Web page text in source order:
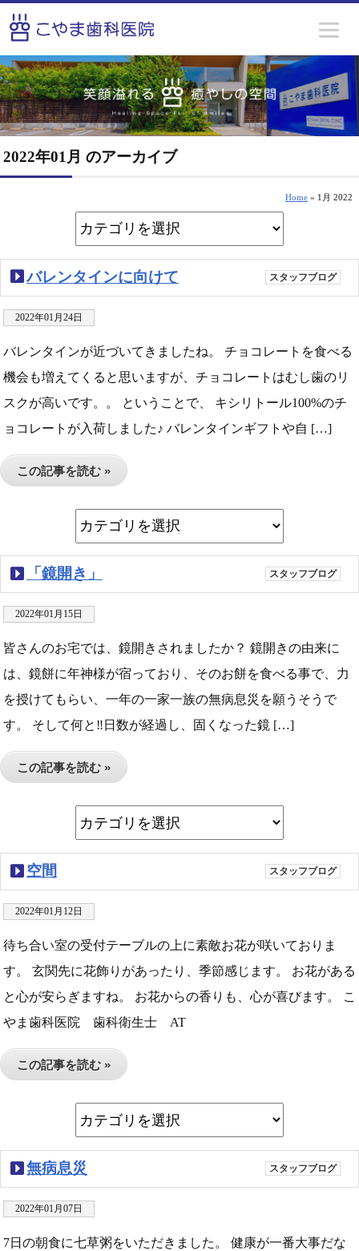
2022年01月 のアーカイブ
Home » 1月 2022
バレンタインに向けて スタッフブログ
2022年01月24日
バレンタインが近づいてきましたね。 チョコレートを食べる
機会も増えてくると思いますが、チョコレートはむし歯のリ
スクが高いです。。 ということで、 キシリトール100%のチ
ョコレートが入荷しました♪ バレンタインギフトや自 […]
この記事を読む »
「鏡開き」 スタッフブログ
2022年01月15日
皆さんのお宅では、鏡開きされましたか？ 鏡開きの由来に
は、鏡餅に年神様が宿っており、そのお餅を食べる事で、力
を授けてもらい、一年の一家一族の無病息災を願うそうで
す。 そして何と‼︎日数が経過し、固くなった鏡 […]
この記事を読む »
空間 スタッフブログ
2022年01月12日
待ち合い室の受付テーブルの上に素敵お花が咲いておりま
す。 玄関先に花飾りがあったり、季節感じます。 お花がある
と心が安らぎますね。 お花からの香りも、心が喜びます。 こ
やま歯科医院 歯科衛生士 AT
この記事を読む »
無病息災 スタッフブログ
2022年01月07日
7日の朝食に七草粥をいただきました。 健康が一番大事だな